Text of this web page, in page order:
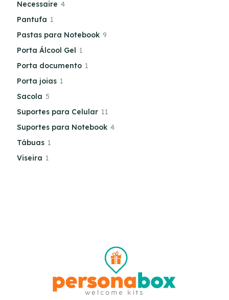
Necessaire 4
Pantufa 1
Pastas para Notebook 9
Porta Álcool Gel 1
Porta documento 1
Porta joias 1
Sacola 5
Suportes para Celular 11
Suportes para Notebook 4
Tábuas 1
Viseira 1